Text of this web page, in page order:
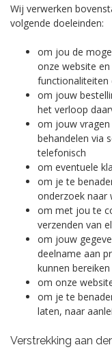
Wij verwerken
volgende doeleinden:
om jou de
onze website
functionaliteiten
om jouw
het verloop
om jouw
behandelen via
telefonisch
om eventuele
om je te
onderzoek naar
om met jou te
verzenden van
om jouw
deelname aan
kunnen
om onze
om je te
laten, naar
Verstrekking aan